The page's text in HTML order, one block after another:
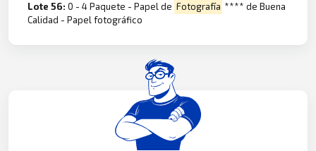
Lote 56:0 - 4 Paquete - Papel de Fotografía **** de Buena
Calidad - Papel fotográfico